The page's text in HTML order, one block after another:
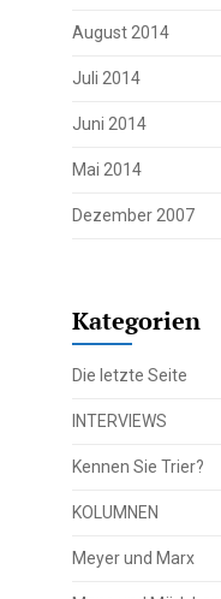
August 2014
Juli 2014
Juni 2014
Mai 2014
Dezember 2007
Kategorien
Die letzte Seite
INTERVIEWS
Kennen Sie Trier?
KOLUMNEN
Meyer und Marx